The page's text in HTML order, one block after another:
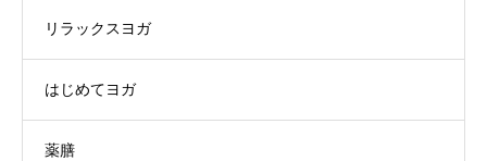
リラックスヨガ
はじめてヨガ
薬膳